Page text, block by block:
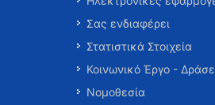
Σας ενδιαφέρει
Στατιστικά Στοιχεία
Κοινωνικό Έργο -
Νομοθεσία